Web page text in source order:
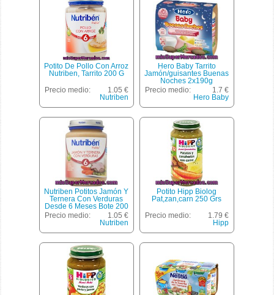
Potito De Pollo Con Arroz
Nutriben, Tarrito 200 G
Precio medio:
1.05 €
Nutriben
Hero Baby Tarrito
Jamón/guisantes Buenas
Noches 2x190g
Precio medio:
1.7 €
Hero Baby
Nutriben Potitos Jamón Y
Ternera Con Verduras
Desde 6 Meses Bote 200
G
Precio medio:
1.05 €
Nutriben
Potito Hipp Biolog
Pat,zan,carn 250 Grs
Precio medio:
1.79 €
Hipp